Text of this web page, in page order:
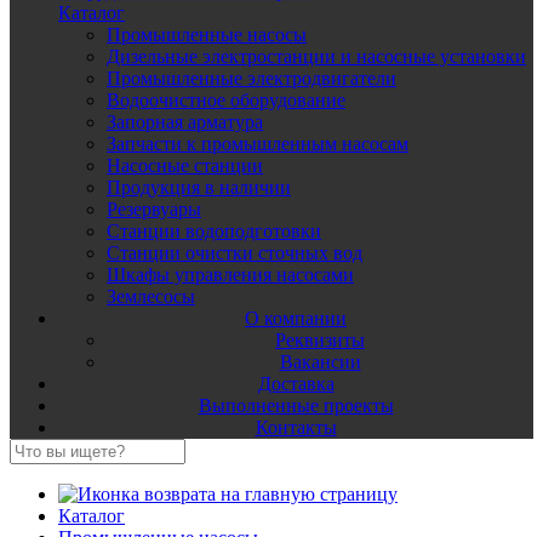
Каталог
Промышленные насосы
Дизельные электростанции и насосные установки
Промышленные электродвигатели
Водоочистное оборудование
Запорная арматура
Запчасти к промышленным насосам
Насосные станции
Продукция в наличии
Резервуары
Станции водоподготовки
Станции очистки сточных вод
Шкафы управления насосами
Землесосы
О компании
Реквизиты
Вакансии
Доставка
Выполненные проекты
Контакты
Каталог